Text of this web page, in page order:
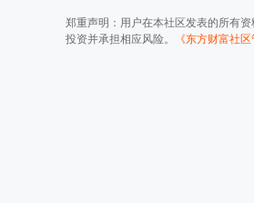
郑重声明：用户在本社区发表的所有
投资并承担相应风险。
《东方财富社区